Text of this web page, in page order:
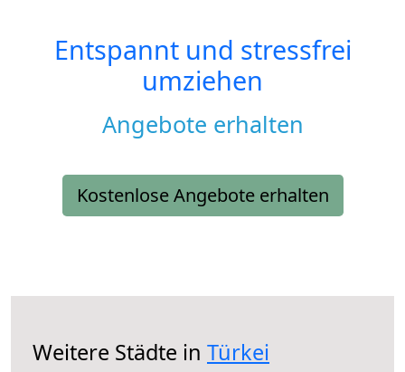
Entspannt und stressfrei
umziehen
Angebote erhalten
Kostenlose Angebote erhalten
Weitere Städte in Türkei